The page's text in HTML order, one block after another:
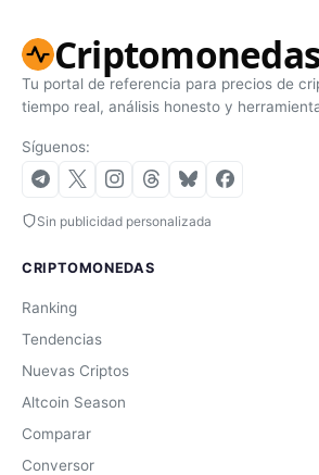
Tu portal de referencia para precios de
tiempo real, análisis honesto y
Síguenos:
Sin publicidad personalizada
CRIPTOMONEDAS
Ranking
Tendencias
Nuevas Criptos
Altcoin Season
Comparar
Conversor